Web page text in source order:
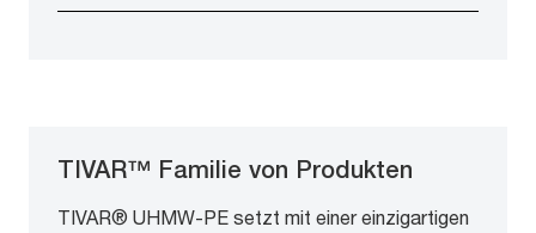
TIVAR™ Familie von Produkten
TIVAR® UHMW-PE setzt mit einer einzigartigen